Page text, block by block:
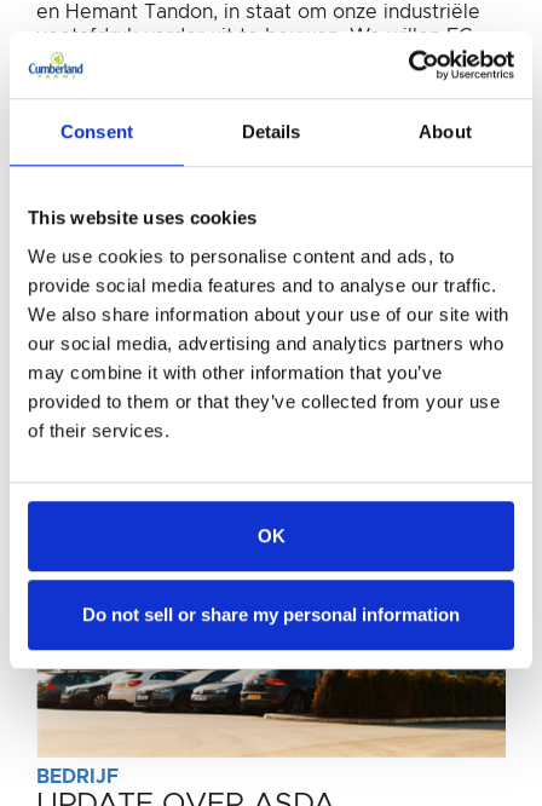
Consent Details About
This website uses cookies
We use cookies to personalise content and ads, to
provide social media features and to analyse our traffic.
We also share information about your use of our site with
our social media, advertising and analytics partners who
may combine it with other information that you’ve
provided to them or that they’ve collected from your use
of their services.
OK
Do not sell or share my personal information
en Hemant Tandon, in staat om onze industriële
voetafdruk verder uit te bouwen. We willen EG
Group bedanken voor de naadloze samenwerking
met ons aan deze overname.”
Opmerking:
één andere niet-kernlocatie. De onderhandelingen
in verband met een enkele extra vestiging die
door de CMA moet worden afgestoten, zijn
gevorderd en EG verwacht de transactie in de
komende weken te kunnen afronden.
BEDRIJF
BEDRIJF
BEDRIJF